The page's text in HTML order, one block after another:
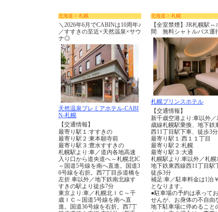
北海道 > 札幌
＼2026年6月でCABINは10周年♪
／すすきの至近×天然温泉×サウ
ナ◎
天然温泉プレミアホテル-CABI
N-札幌
【交通情報】
最寄り駅１:すすきの
最寄り駅２:東本願寺前
最寄り駅３:豊水すすきの
札幌駅より:車／道内各地高速
入り口から道央道へ～札幌北IC
～国道5号線を南へ直進。国道3
6号線を右折。西7丁目歩道橋を
左折 車以外／地下鉄南北線す
すきの駅より徒歩7分
東京より:車／札幌北ＩＣ～千
歳ＩＣ～国道5号線を南へ直
進。国道36号線を右折。西7丁
北海道 > 札幌
【全室禁煙】JR札幌駅⇔
間 無料シャトルバス運
札幌プリンスホテル
【交通情報】
新千歳空港より:車以外／
歳線札幌駅乗換、地下鉄
西11丁目駅下車、徒歩3分
最寄り駅１:西１１丁目
最寄り駅２:札幌
最寄り駅３:大通
札幌駅より:車以外／札幌
地下鉄東西線西11丁目
徒歩3分
補足:車／駐車料金は1泊
となります。
●駐車場の予約は承って
せんが、お身体の不自由
地下駐車場に停めること